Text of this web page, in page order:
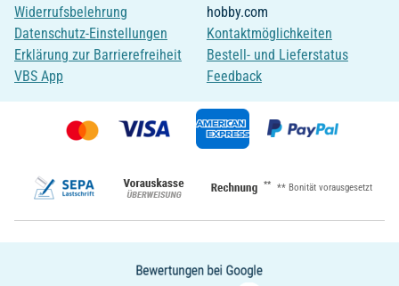
Widerrufsbelehrung
Datenschutz-Einstellungen
Erklärung zur Barrierefreiheit
VBS App
hobby.com
Kontaktmöglichkeiten
Bestell- und Lieferstatus
Feedback
** ** Bonität vorausgesetzt